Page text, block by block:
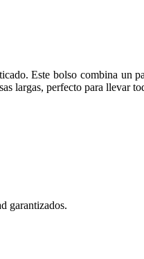
Este bolso combina un
largas, perfecto para llevar
garantizados.